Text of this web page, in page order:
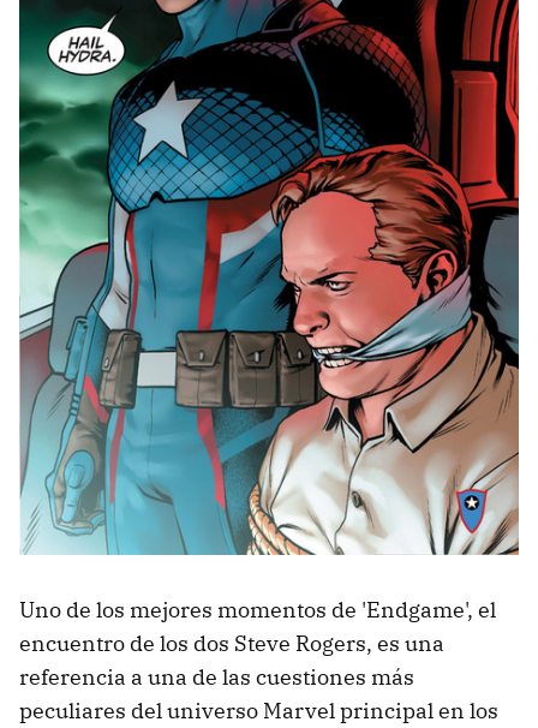
Uno de los mejores momentos de 'Endgame', el
encuentro de los dos Steve Rogers, es una
referencia a una de las cuestiones más
peculiares del universo Marvel principal en los